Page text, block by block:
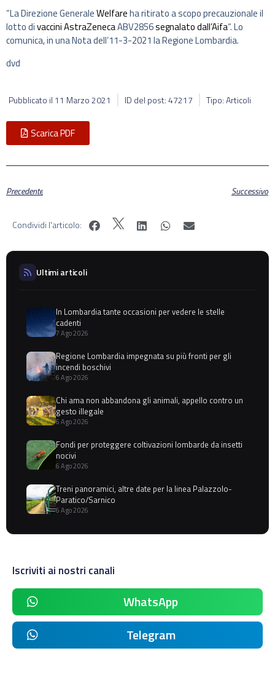
“La Direzione GeneraleWelfareha ritirato a scopo precauzionale il
lotto divacciniAstraZenecaABV2856segnalato dall’Aifa“. Lo
comunica, in una Nota dell’11-3-2021 la Regione Lombardia.
dvd
Pubblicato il 11 Marzo 2021 ID del post: 47217 Tipo: Articoli
Scarica PDF
Precedente Successivo
Condividi l'articolo:
Ultimi articoli
In Lombardia tante occasioni per vedere le stelle
cadenti
7 Ago 2026
Regione Lombardia impegnata su più fronti per gli
incendi boschivi
6 Ago 2026
Chi ama non abbandona gli animali, appello contro un
gesto illegale
6 Ago 2026
Fondi per proteggere coltivazioni lombarde da insetti
nocivi
6 Ago 2026
Treni panoramici, altre date per la linea Palazzolo-
Paratico/Sarnico
6 Ago 2026
Iscriviti ai nostri canali
WhatsApp
Telegram